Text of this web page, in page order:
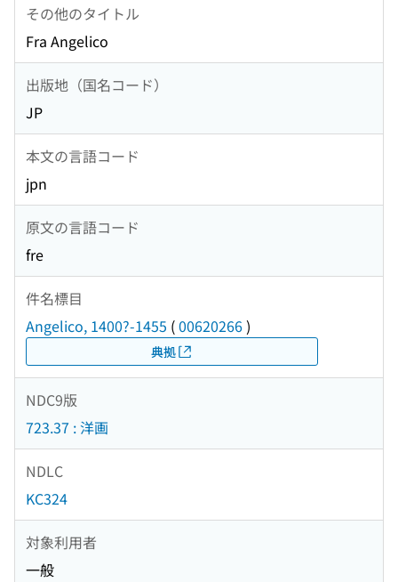
その他のタイトル
Fra Angelico
出版地（国名コード）
JP
本文の言語コード
jpn
原文の言語コード
fre
件名標目
Angelico, 1400?-1455 (00620266)
典拠
NDC9版
723.37 : 洋画
NDLC
KC324
対象利用者
一般